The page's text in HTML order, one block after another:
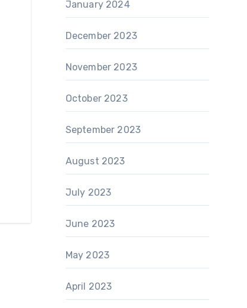
January 2024
December 2023
November 2023
October 2023
September 2023
August 2023
July 2023
June 2023
May 2023
April 2023